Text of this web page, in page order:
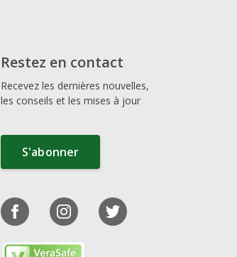
Restez en contact
Recevez les dernières nouvelles,
les conseils et les mises à jour
S'abonner